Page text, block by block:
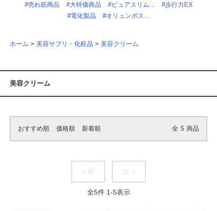
#売れ筋商品 #大特価商品 #ピュアスリム...
#歩行力EX
#電化製品
#オリュンポス...
ホーム > 美容サプリ・化粧品 > 美容クリーム
美容クリーム
おすすめ順 価格順 新着順 全 5 商品
< 前 次 >
全5件 1-5表示